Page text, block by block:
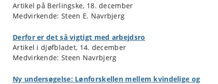
Artikel på Berlingske, 18. december
Medvirkende: Steen E. Navrbjerg
Derfor er det så vigtigt med arbejdsro
Artikel i djøfbladet, 14. december
Medvirkende: Steen Navrbjerg
Ny undersøgelse: Lønforskellen mellem kvindelige og